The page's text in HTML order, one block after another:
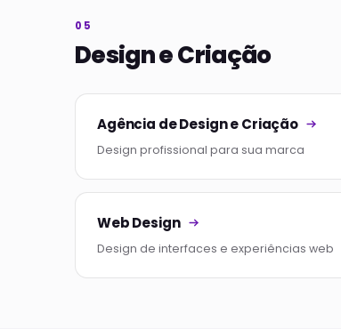
05
Design e Criação
Agência de Design e Criação
Design profissional para sua marca
Web Design
Design de interfaces e experiências web